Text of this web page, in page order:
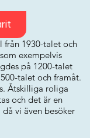
från 1930-talet och
exempelvis
på 1200-talet
talet och framåt.
Åtskilliga roliga
och det är en
vi även besöker